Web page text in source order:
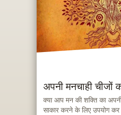
अपनी मनचाही चीजों
क्या आप मन की शक्ति का
साकार करने के लिए उपयोग